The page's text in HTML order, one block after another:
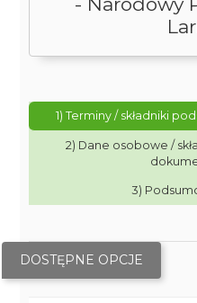
1) Terminy / składniki
2) Dane osobowe /
3)
DOSTĘPNE OPCJE